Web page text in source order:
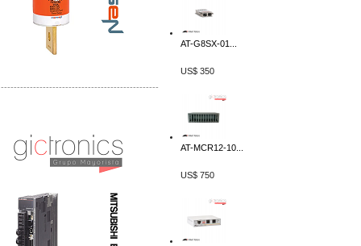
-------------------------------------------------
AT-G8SX-01...
US$ 350
AT-MCR12-10...
US$ 750